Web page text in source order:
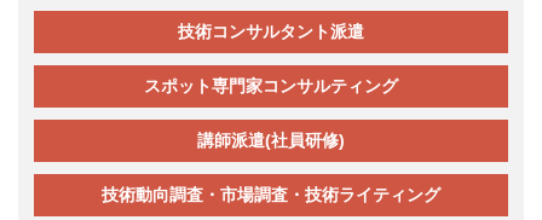
技術コンサルタント派遣
スポット専門家コンサルティング
講師派遣(社員研修)
技術動向調査・市場調査・技術ライティング